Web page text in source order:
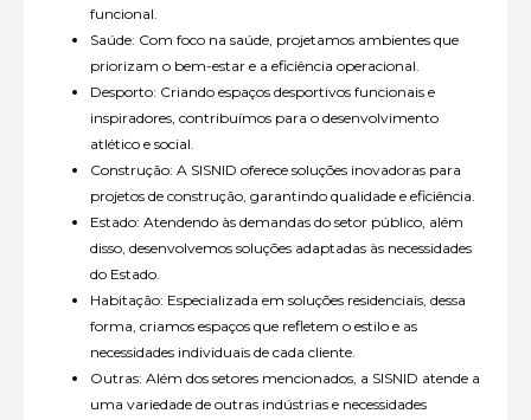
funcional.
Saúde: Com foco na saúde, projetamos ambientes que
priorizam o bem-estar e a eficiência operacional.
Desporto: Criando espaços desportivos funcionais e
inspiradores, contribuímos para o desenvolvimento
atlético e social.
Construção: A SISNID oferece soluções inovadoras para
projetos de construção, garantindo qualidade e eficiência.
Estado: Atendendo às demandas do setor público, além
disso, desenvolvemos soluções adaptadas às necessidades
do Estado.
Habitação: Especializada em soluções residenciais, dessa
forma, criamos espaços que refletem o estilo e as
necessidades individuais de cada cliente.
Outras: Além dos setores mencionados, a SISNID atende a
uma variedade de outras indústrias e necessidades